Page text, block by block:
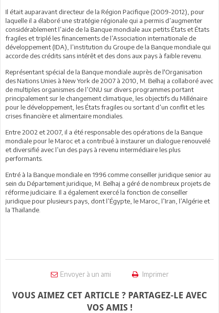
Il était auparavant directeur de la Région Pacifique (2009-2012), pour
laquelle il a élaboré une stratégie régionale qui a permis d’augmenter
considérablement l’aide de la Banque mondiale aux petits États et États
fragiles et triplé les financements de l’Association internationale de
développement (IDA), l’institution du Groupe de la Banque mondiale qui
accorde des crédits sans intérêt et des dons aux pays à faible revenu.
Représentant spécial de la Banque mondiale auprès de l'Organisation
des Nations Unies à New York de 2007 à 2010, M. Belhaj a collaboré avec
de multiples organismes de l’ONU sur divers programmes portant
principalement sur le changement climatique, les objectifs du Millénaire
pour le développement, les États fragiles ou sortant d’un conflit et les
crises financière et alimentaire mondiales.
Entre 2002 et 2007, il a été responsable des opérations de la Banque
mondiale pour le Maroc et a contribué à instaurer un dialogue renouvelé
et diversifié avec l’un des pays à revenu intermédiaire les plus
performants.
Entré à la Banque mondiale en 1996 comme conseiller juridique senior au
sein du Département juridique, M. Belhaj a géré de nombreux projets de
réforme judiciaire. Il a également exercé la fonction de conseiller
juridique pour plusieurs pays, dont l’Égypte, le Maroc, l’Iran, l’Algérie et
la Thaïlande.
Envoyer à un ami Imprimer
VOUS AIMEZ CET ARTICLE ? PARTAGEZ-LE AVEC
VOS AMIS !